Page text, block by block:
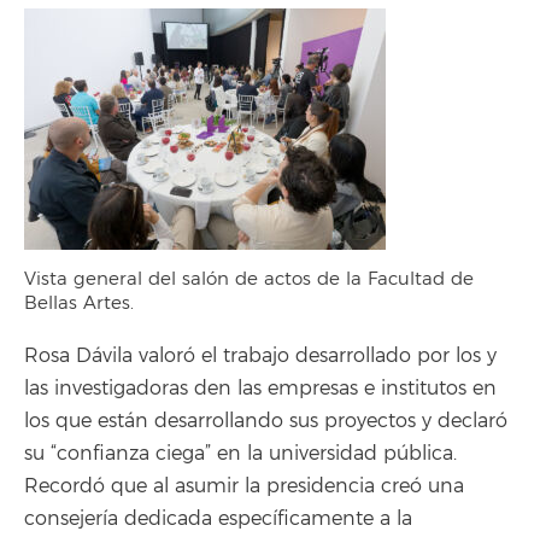
Vista general del salón de actos de la Facultad de
Bellas Artes.
Rosa Dávila valoró el trabajo desarrollado por los y
las investigadoras den las empresas e institutos en
los que están desarrollando sus proyectos y declaró
su “confianza ciega” en la universidad pública.
Recordó que al asumir la presidencia creó una
consejería dedicada específicamente a la